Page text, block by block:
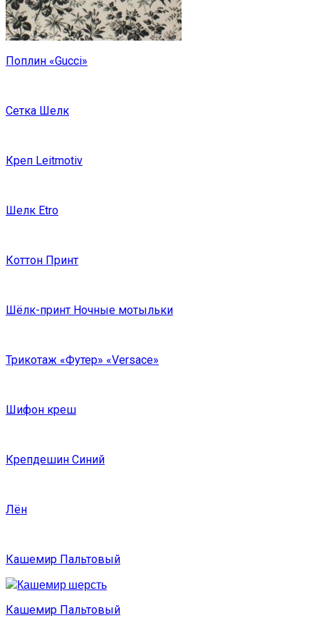
Поплин «Gucci»
Сетка Шелк
Креп Leitmotiv
Шелк Etro
Коттон Принт
Шёлк-принт Ночные мотыльки
Трикотаж «Футер» «Versace»
Шифон креш
Крепдешин Синий
Лён
Кашемир Пальтовый
Кашемир Пальтовый